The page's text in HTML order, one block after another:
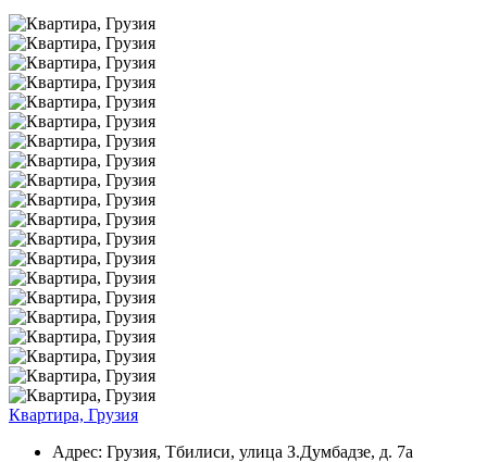
Квартира, Грузия
Адрес: Грузия, Тбилиси, улица З.Думбадзе, д. 7а